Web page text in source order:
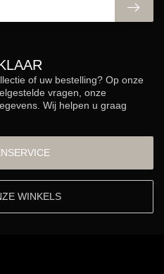
of uw bestelling? Op onze
vragen, onze
Wij helpen u graag
WINKELS